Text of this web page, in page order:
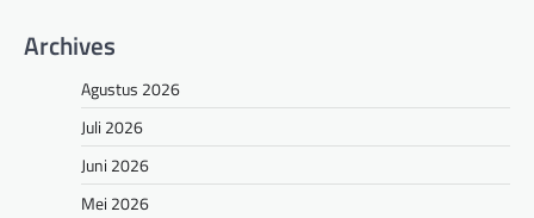
Archives
Agustus 2026
Juli 2026
Juni 2026
Mei 2026